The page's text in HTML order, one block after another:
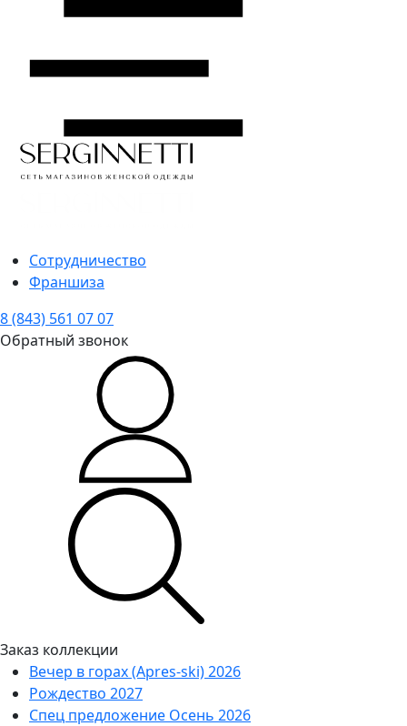
Сотрудничество
Франшиза
8 (843) 561 07 07
Обратный звонок
Заказ коллекции
Вечер в горах (Apres-ski) 2026
Рождество 2027
Спец предложение Осень 2026